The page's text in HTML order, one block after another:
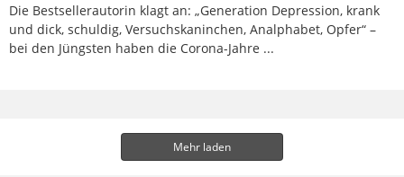
Die Bestsellerautorin klagt an: „Generation Depression, krank
und dick, schuldig, Versuchskaninchen, Analphabet, Opfer“ –
bei den Jüngsten haben die Corona-Jahre ...
Mehr laden